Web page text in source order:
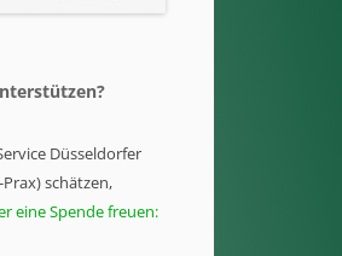
Düsseldorfer
schätzen,
eine Spende freuen: